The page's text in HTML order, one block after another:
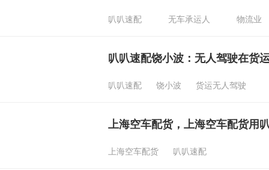
叭叭速配 无车承运人 物流业
叭叭速配饶小波：无人驾驶在货
叭叭速配 饶小波 货运无人驾驶
上海空车配货，上海空车配货用
上海空车配货 叭叭速配